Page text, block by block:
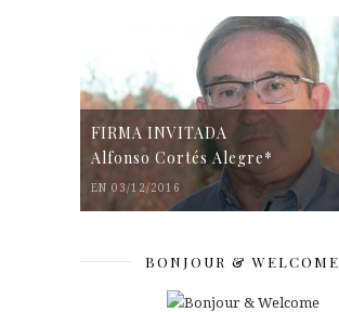
FIRMA INVITADA
Alfonso Cortés Alegre*
EN 03/12/2016
BONJOUR & WELCOME